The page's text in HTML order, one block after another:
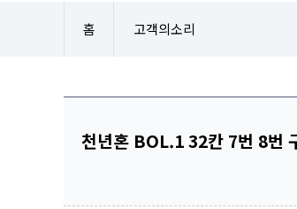
홈 고객의소리
천년혼 BOL.1 32칸 7번 8번